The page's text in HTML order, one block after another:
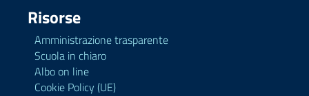
Risorse
Amministrazione trasparente
Scuola in chiaro
Albo on line
Cookie Policy (UE)